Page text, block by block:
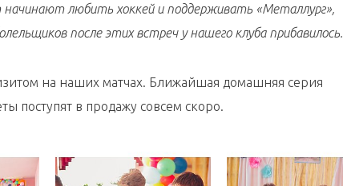
любить хоккей и поддерживать «Металлург»,
после этих встреч у нашего клуба прибавилось.
на наших матчах. Ближайшая домашняя серия
поступят в продажу совсем скоро.